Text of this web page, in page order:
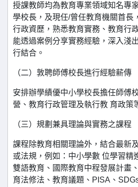
授課教師均為教育專業領域知名專
學校長，及現任/曾任教育機關首長
行政資歷，熟悉教育實務、教育行
能透過案例分享實務經驗，深入淺
行結合。
（二）敦聘師傅校長進行經驗薪傳
安排辦學績優中小學校長擔任師傅
營、教育行政管理及執行教 育政策
（三）規劃兼具理論與實務之課程
課程除教育相關理論外，結合最新
或法規，例如：中小學數 位學習精
雙語教育、國際教育中程發展計畫
育法修法、教育議題、PISA、